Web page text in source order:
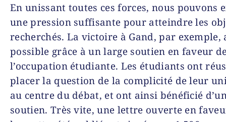
En unissant toutes ces forces, nous pouvons
une pression suffisante pour atteindre les
recherchés. La victoire à Gand, par exemple,
possible grâce à un large soutien en faveur
l’occupation étudiante. Les étudiants ont
placer la question de la complicité de leur
au centre du débat, et ont ainsi bénéficié
soutien. Très vite, une lettre ouverte en